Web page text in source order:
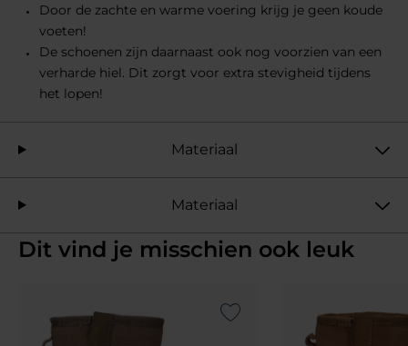
Door de zachte en warme voering krijg je geen koude
voeten!
De schoenen zijn daarnaast ook nog voorzien van een
verharde hiel. Dit zorgt voor extra stevigheid tijdens
het lopen!
Materiaal
Materiaal
Dit vind je misschien ook leuk
Add to Wishlist